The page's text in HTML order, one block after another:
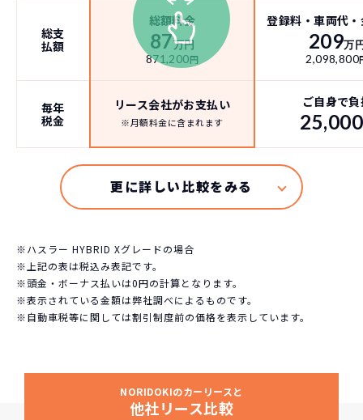
総支
払額
総額料金
87万円
871,200円
登録料・車両代
209万
2,098,800
毎年
税金
リース会社がお支払い
※月額料金に含まれます
ご自身で
25,000
※ハスラー HYBRID Xグレードの場合
※上記の表は税込み表記です。
※頭金・ボーナス払いは0円の計算となります。
※表示されている金額は弊社調べによるものです。
※自動車税等に関しては割引制度前の価格を表示しています。
NORIDOKIのカーリースと
他社リース比較